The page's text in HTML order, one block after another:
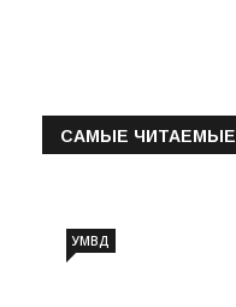
САМЫЕ ЧИТАЕМЫЕ
УМВД